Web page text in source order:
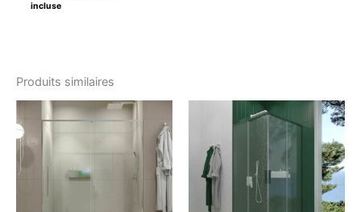
incluse
Produits similaires